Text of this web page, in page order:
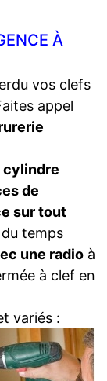
À
vos clefs
appel
cylindre
de
sur tout
temps
une radio à
à clef en
variés :